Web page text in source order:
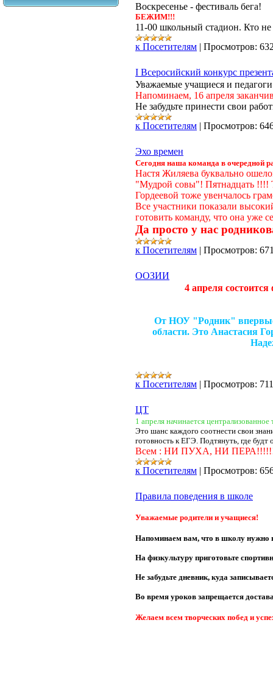
Воскресенье - фестиваль бега!
БЕЖИМ!!!
11-00 школьный стадион. Кто
к Посетителям | Просмотров:
I Всеросийский конкурс
Уважаемые учащиеся и
Напоминаем, 16 апреля
Не забудьте принести свои
к Посетителям | Просмотров:
Эхо времен
Сегодня наша команда в очередной
Настя Жиляева буквально
"Мудрой совы"! Пятнадцать !!!!
Гордеевой тоже увенчалось
Все участники показали
готовить команду, что она уже
Да просто у нас
к Посетителям | Просмотров:
ООЗИИ
4 апреля
От НОУ "Родник" впервые
области. Это Анастасия
к Посетителям | Просмотров: 711
ЦТ
1 апреля начинается централизованное
Это шанс каждого соотнести свои
готовность к ЕГЭ. Подтянуть, где
Всем : НИ ПУХА, НИ
к Посетителям | Просмотров:
Правила поведения в школе
Уважаемые родители и учащиеся!
Напоминаем вам, что в школу нужно
На физкультуру приготовьте
Не забудьте дневник, куда
Во время уроков запрещается
Желаем всем творческих побед и